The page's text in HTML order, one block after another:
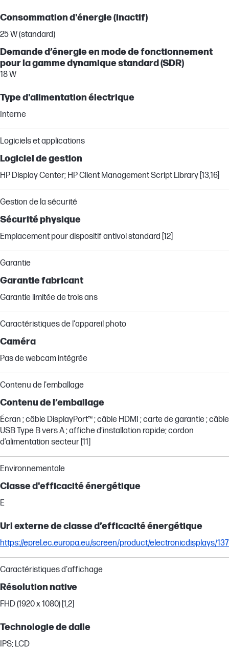
Consommation d'énergie (inactif)
25 W (standard)
Demande d’énergie en mode de fonctionnement
pour la gamme dynamique standard (SDR)
18 W
Type d'alimentation électrique
Interne
Logiciels et applications
Logiciel de gestion
HP Display Center; HP Client Management Script Library [13,16]
Gestion de la sécurité
Sécurité physique
Emplacement pour dispositif antivol standard [12]
Garantie
Garantie fabricant
Garantie limitée de trois ans
Caractéristiques de l'appareil photo
Caméra
Pas de webcam intégrée
Contenu de l'emballage
Contenu de l’emballage
Écran ; câble DisplayPort™ ; câble HDMI ; carte de garantie ; câble
USB Type B vers A ; affiche d’installation rapide; cordon
d’alimentation secteur [11]
Environnementale
Classe d'efficacité énergétique
E
Url externe de classe d’efficacité énergétique
https://eprel.ec.europa.eu/screen/product/electronicdisplays/
Caractéristiques d'affichage
Résolution native
FHD (1920 x 1080) [1,2]
Technologie de dalle
IPS; LCD